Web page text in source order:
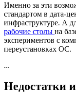
Именно за эти
стандартом в дата-
инфраструктуре. А
рабочие столы на
экспериментов с
переустановках ОС.
...
Недостатки